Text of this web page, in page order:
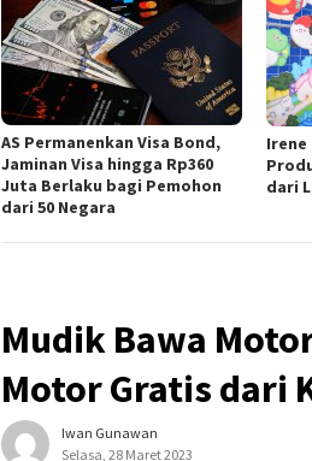
AS Permanenkan Visa Bond,
Jaminan Visa hingga Rp360
Juta Berlaku bagi Pemohon
dari 50 Negara
Irene
dari
Mudik Bawa
Motor Gratis dari
Iwan Gunawan
Selasa, 28 Maret 2023